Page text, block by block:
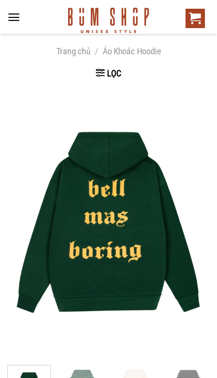
Trang chủ / Áo Khoác Hoodie
LỌC